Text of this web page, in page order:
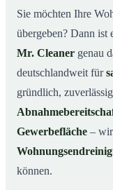
03Warum Mr.
04So läuft die
05Typische
07 Jetzt Angebot
08So sieht eine
Sie möchten Ihre
übergeben? Dann ist
Mr. Cleaner genau
deutschlandweit für
gründlich,
Gewerbefläche –
können.